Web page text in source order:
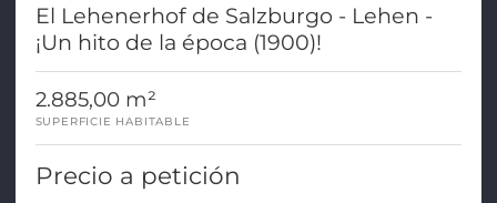
El Lehenerhof de Salzburgo - Lehen -
¡Un hito de la época (1900)!
2.885,00 m²
SUPERFICIE HABITABLE
Precio a petición